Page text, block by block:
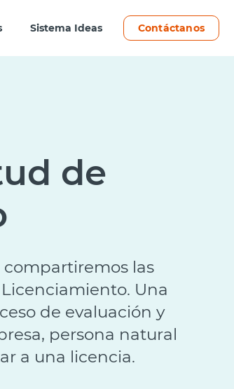
Sistema Ideas Contáctanos
de
compartiremos las
Una
de evaluación y
persona natural
a una licencia.